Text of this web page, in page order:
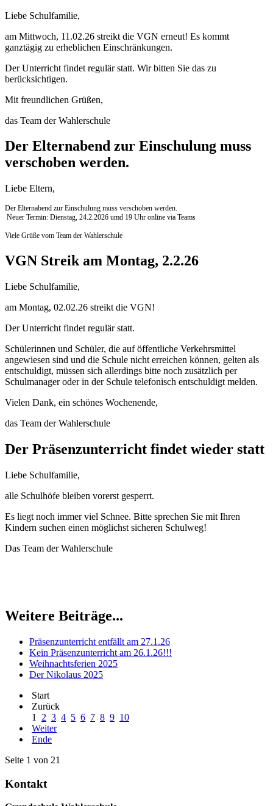
Liebe Schulfamilie,
am Mittwoch, 11.02.26 streikt die VGN erneut! Es kommt
ganztägig zu erheblichen Einschränkungen.
Der Unterricht findet regulär statt. Wir bitten Sie das zu
berücksichtigen.
Mit freundlichen Grüßen,
das Team der Wahlerschule
Der Elternabend zur Einschulung muss
verschoben werden.
Liebe Eltern,
Der Elternabend zur Einschulung muss verschoben werden.
Neuer Termin: Dienstag, 24.2.2026 umd 19 Uhr online via Teams
Viele Grüße vom Team der Wahlerschule
VGN Streik am Montag, 2.2.26
Liebe Schulfamilie,
am Montag, 02.02.26 streikt die VGN!
Der Unterricht findet regulär statt.
Schülerinnen und Schüler, die auf öffentliche Verkehrsmittel
angewiesen sind und die Schule nicht erreichen können, gelten als
entschuldigt, müssen sich allerdings bitte noch zusätzlich per
Schulmanager oder in der Schule telefonisch entschuldigt melden.
Vielen Dank, ein schönes Wochenende,
das Team der Wahlerschule
Der Präsenzunterricht findet wieder statt
Liebe Schulfamilie,
alle Schulhöfe bleiben vorerst gesperrt.
Es liegt noch immer viel Schnee. Bitte sprechen Sie mit Ihren
Kindern suchen einen möglichst sicheren Schulweg!
Das Team der Wahlerschule
Weitere Beiträge...
Präsenzunterricht entfällt am 27.1.26
Kein Präsenzunterricht am 26.1.26!!!
Weihnachtsferien 2025
Der Nikolaus 2025
Start
Zurück
1
2 3 4 5 6 7 8 9 10
Weiter
Ende
Seite 1 von 21
Kontakt